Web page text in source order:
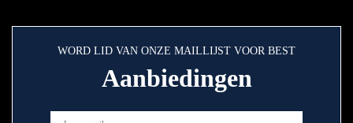
WORD LID VAN ONZE MAILLIJST VOOR BEST
Aanbiedingen